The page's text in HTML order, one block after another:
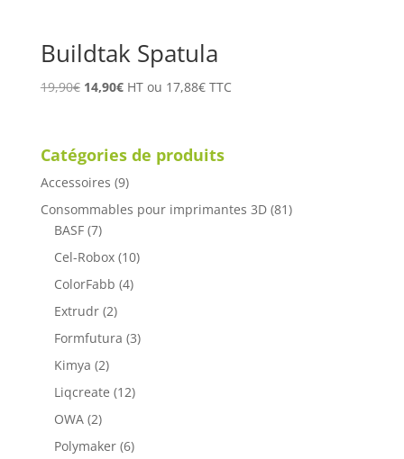
Buildtak Spatula
19,90€ Le
était :
19,90€.
14,90€Le
est :
14,90€.
HT ou 17,88€TTC
Catégories de produits
Accessoires (9)
Consommables pour imprimantes 3D (81)
BASF (7)
Cel-Robox (10)
ColorFabb (4)
Extrudr (2)
Formfutura (3)
Kimya (2)
Liqcreate (12)
OWA (2)
Polymaker (6)